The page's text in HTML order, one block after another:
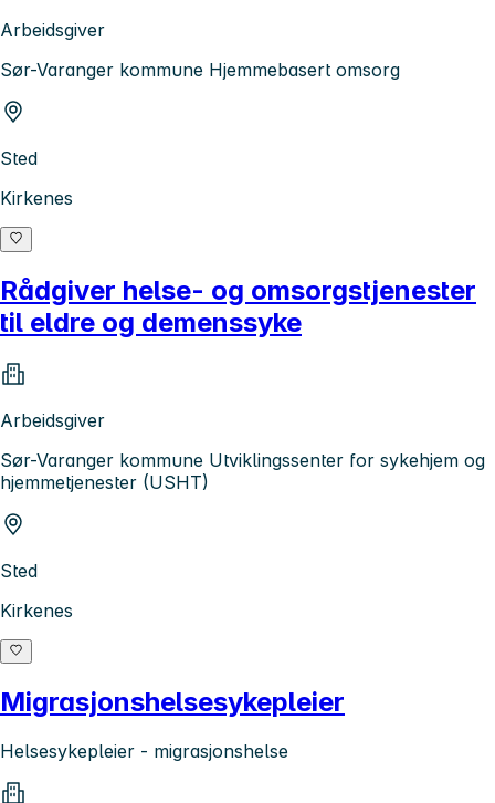
Arbeidsgiver
Sør-Varanger kommune Hjemmebasert omsorg
Sted
Kirkenes
Rådgiver helse- og omsorgstjenester
til eldre og demenssyke
Arbeidsgiver
Sør-Varanger kommune Utviklingssenter for sykehjem og
hjemmetjenester (USHT)
Sted
Kirkenes
Migrasjonshelsesykepleier
Helsesykepleier - migrasjonshelse